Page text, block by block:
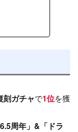
刻ガチャで1位を獲
6.5周年」&「ドラ